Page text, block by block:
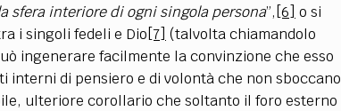
sfera interiore di ogni singola persona”, [6] o si
i singoli fedeli e Dio [7] (talvolta chiamandolo
ingenerare facilmente la convinzione che esso
di pensiero e di volontà che non sboccano
ulteriore corollario che soltanto il foro esterno